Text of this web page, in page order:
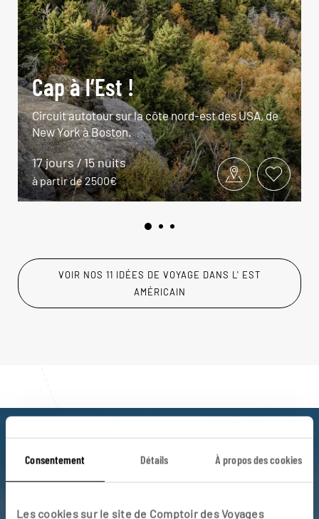
Consentement Détails À propos des cookies
Les cookies sur le site de Comptoir des Voyages
Cap à l’Est !
Circuit autotour sur la côte nord-est des USA, de
New York à Boston.
17 jours / 15 nuits
à partir de 2500€
VOIR NOS 11 IDÉES DE VOYAGE DANS L' EST
AMÉRICAIN
Luciole,
l'appli qui vous guide dans l' Est